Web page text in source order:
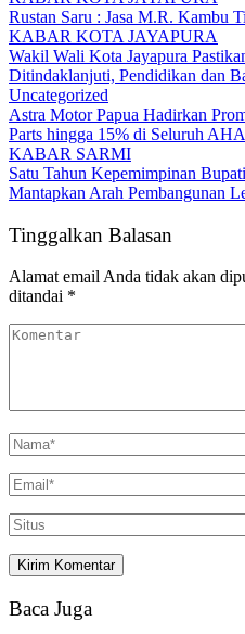
Rustan Saru : Jasa M.R. Kambu
KABAR KOTA JAYAPURA
Wakil Wali Kota Jayapura
Ditindaklanjuti, Pendidikan dan
Uncategorized
Astra Motor Papua Hadirkan
Parts hingga 15% di Seluruh
KABAR SARMI
Satu Tahun Kepemimpinan
Mantapkan Arah Pembangunan
Tinggalkan Balasan
Alamat email Anda tidak akan
ditandai *
Baca Juga